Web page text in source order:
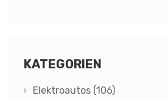
KATEGORIEN
Elektroautos (106)